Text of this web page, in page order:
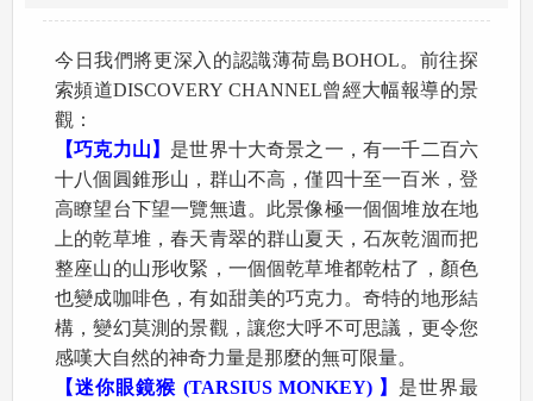
今日我們將更深入的認識薄荷島BOHOL。前往探
索頻道DISCOVERY CHANNEL曾經大幅報導的景
觀：
【巧克力山】 是世界十大奇景之一，有一千二百六
十八個圓錐形山，群山不高，僅四十至一百米，登
高瞭望台下望一覽無遺。此景像極一個個堆放在地
上的乾草堆，春天青翠的群山夏天，石灰乾涸而把
整座山的山形收緊，一個個乾草堆都乾枯了，顏色
也變成咖啡色，有如甜美的巧克力。奇特的地形結
構，變幻莫測的景觀，讓您大呼不可思議，更令您
感嘆大自然的神奇力量是那麼的無可限量。
【迷你眼鏡猴 (TARSIUS MONKEY) 】 是世界最